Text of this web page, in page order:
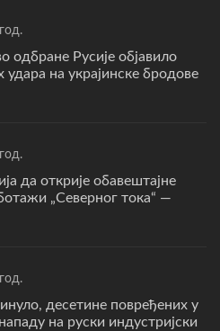
одбране Русије објавило
удара на украјинске бродове
да открије обавештајне
„Северног тока“ —
десетине повређених у
на руски индустријски